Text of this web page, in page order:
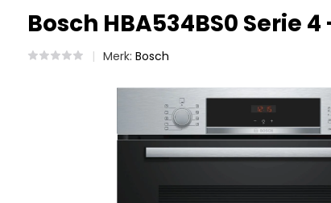
Bosch HBA534BS0 Serie
Merk: Bosch